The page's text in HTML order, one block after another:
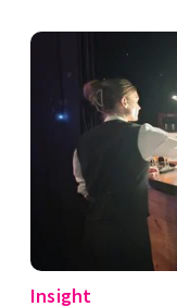
Insight